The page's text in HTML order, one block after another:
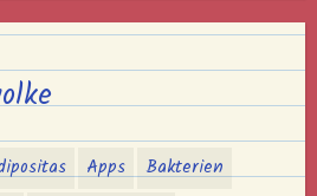
Apps
Bakterien